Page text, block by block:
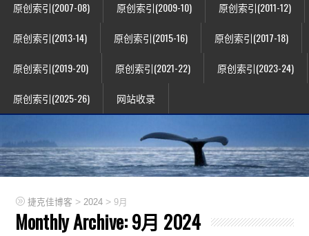
原创索引(2007-08) 原创索引(2009-10) 原创索引(2011-12)
原创索引(2013-14) 原创索引(2015-16) 原创索引(2017-18)
原创索引(2019-20) 原创索引(2021-22) 原创索引(2023-24)
原创索引(2025-26) 网站收录
捷克佳博客 > 2024 >9月
Monthly Archive:9月 2024